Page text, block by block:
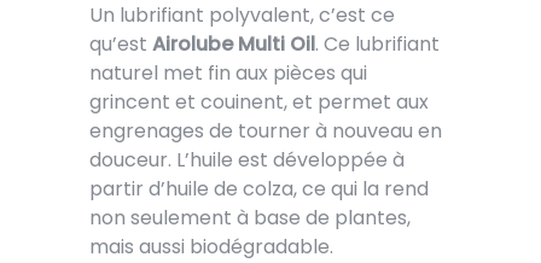
Un lubrifiant polyvalent, c’est ce
qu’est Airolube Multi Oil. Ce lubrifiant
naturel met fin aux pièces qui
grincent et couinent, et permet aux
engrenages de tourner à nouveau en
douceur. L’huile est développée à
partir d’huile de colza, ce qui la rend
non seulement à base de plantes,
mais aussi biodégradable.